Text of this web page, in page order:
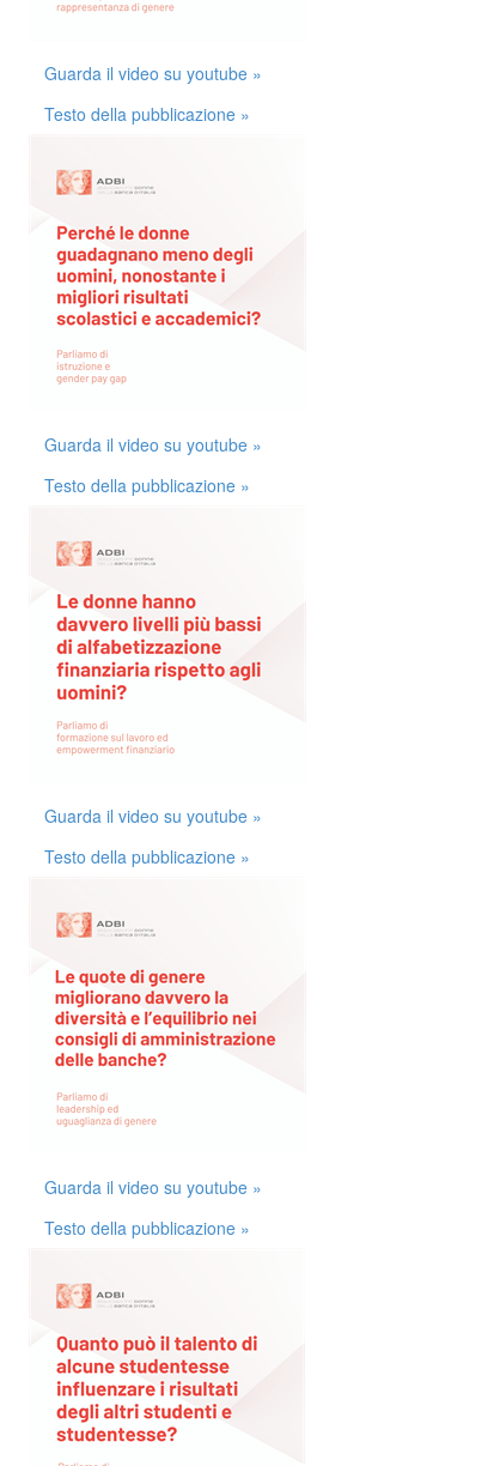
Guarda il video su youtube »
Testo della pubblicazione »
Guarda il video su youtube »
Testo della pubblicazione »
Guarda il video su youtube »
Testo della pubblicazione »
Guarda il video su youtube »
Testo della pubblicazione »